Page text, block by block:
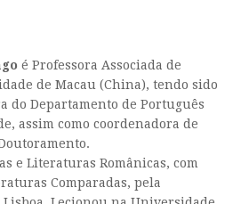
é Professora Associada de
de Macau (China), tendo sido
do Departamento de Português
assim como coordenadora de
e Literaturas Românicas, com
Comparadas, pela